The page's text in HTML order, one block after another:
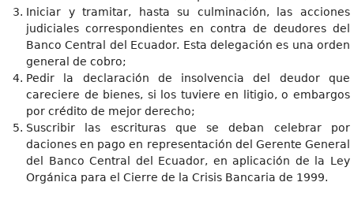
Iniciar y tramitar, hasta su culminación, las acciones
judiciales correspondientes en contra de deudores del
Banco Central del Ecuador. Esta delegación es una orden
general de cobro;
Pedir la declaración de insolvencia del deudor que
careciere de bienes, si los tuviere en litigio, o embargos
por crédito de mejor derecho;
Suscribir las escrituras que se deban celebrar por
daciones en pago en representación del Gerente General
del Banco Central del Ecuador, en aplicación de la Ley
Orgánica para el Cierre de la Crisis Bancaria de 1999.